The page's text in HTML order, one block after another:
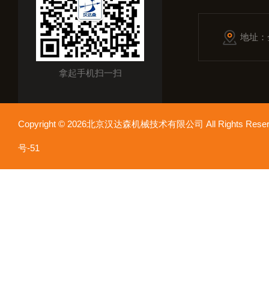
拿起手机扫一扫
地址
Copyright © 2026北京汉达森机械技术有限公司 All Rights
号-51